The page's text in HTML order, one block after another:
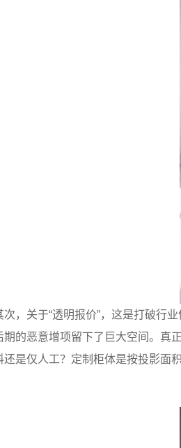
次，关于“透明报价”，这是打破行
期的恶意增项留下了巨大空间。真
还是仅人工？定制柜体是按投影面